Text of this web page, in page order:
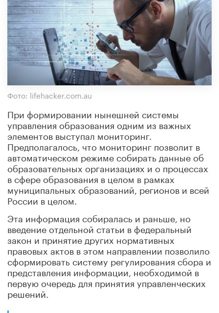
Фото: lifehacker.com.au
При формировании нынешней системы
управления образования одним из важных
элементов выступал мониторинг.
Предполагалось, что мониторинг позволит в
автоматическом режиме собирать данные об
образовательных организациях и о процессах
в сфере образования в целом в рамках
муниципальных образований, регионов и всей
России в целом.
Эта информация собиралась и раньше, но
введение отдельной статьи в федеральный
закон и принятие других нормативных
правовых актов в этом направлении позволило
сформировать систему регулирования сбора и
представления информации, необходимой в
первую очередь для принятия управленческих
решений.